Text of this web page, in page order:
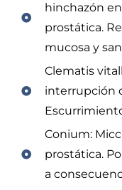
hinchazón
prostática.
mucosa y
Clematis
interrupción
Conium:
prostática.
a